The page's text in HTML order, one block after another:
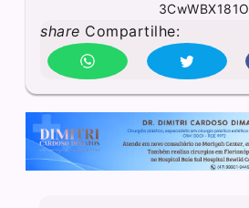
3CwWBX181O
share Compartilhe: